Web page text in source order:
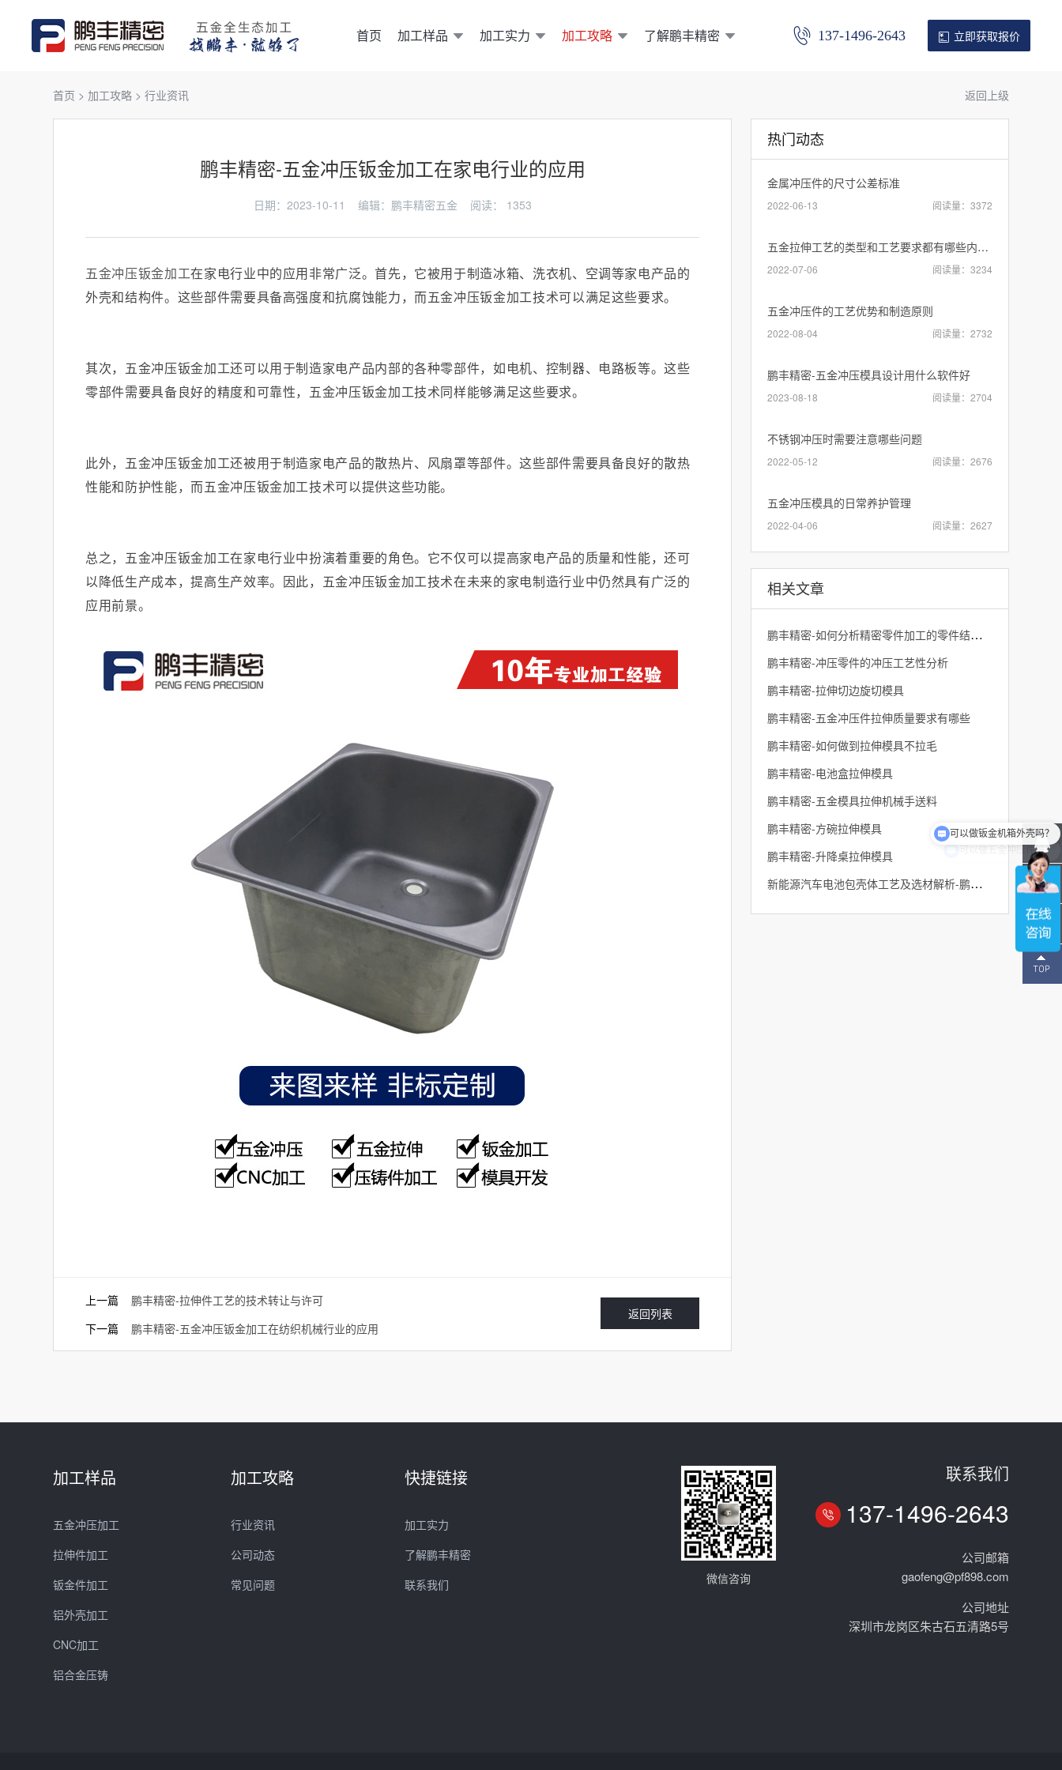
首页 加工样品 加工实力 加工攻略 了解鹏丰精密 137-1496-2643 立即获取报价
首页 >加工攻略 >行业资讯 返回上级
鹏丰精密-五金冲压钣金加工在家电行业的应用
日期：2023-10-11 编辑：鹏丰精密五金 阅读： 1353
五金冲压钣金加工在家电行业中的应用非常广泛。首先，它被用于制造冰箱、洗衣机、空调等家电产品的
外壳和结构件。这些部件需要具备高强度和抗腐蚀能力，而五金冲压钣金加工技术可以满足这些要求。
其次，五金冲压钣金加工还可以用于制造家电产品内部的各种零部件，如电机、控制器、电路板等。这些
零部件需要具备良好的精度和可靠性，五金冲压钣金加工技术同样能够满足这些要求。
此外，五金冲压钣金加工还被用于制造家电产品的散热片、风扇罩等部件。这些部件需要具备良好的散热
性能和防护性能，而五金冲压钣金加工技术可以提供这些功能。
总之，五金冲压钣金加工在家电行业中扮演着重要的角色。它不仅可以提高家电产品的质量和性能，还可
以降低生产成本，提高生产效率。因此，五金冲压钣金加工技术在未来的家电制造行业中仍然具有广泛的
应用前景。
返回列表
上一篇鹏丰精密-拉伸件工艺的技术转让与许可
下一篇鹏丰精密-五金冲压钣金加工在纺织机械行业的应用
热门动态
金属冲压件的尺寸公差标准
2022-06-13 阅读量：3372
五金拉伸工艺的类型和工艺要求都有哪些内容？
2022-07-06 阅读量：3234
五金冲压件的工艺优势和制造原则
2022-08-04 阅读量：2732
鹏丰精密-五金冲压模具设计用什么软件好
2023-08-18 阅读量：2704
不锈钢冲压时需要注意哪些问题
2022-05-12 阅读量：2676
五金冲压模具的日常养护管理
2022-04-06 阅读量：2627
相关文章
鹏丰精密-如何分析精密零件加工的零件结构工艺性
鹏丰精密-冲压零件的冲压工艺性分析
鹏丰精密-拉伸切边旋切模具
鹏丰精密-五金冲压件拉伸质量要求有哪些
鹏丰精密-如何做到拉伸模具不拉毛
鹏丰精密-电池盒拉伸模具
鹏丰精密-五金模具拉伸机械手送料
鹏丰精密-方碗拉伸模具
鹏丰精密-升降桌拉伸模具
新能源汽车电池包壳体工艺及选材解析-鹏丰精密
加工样品
五金冲压加工
拉伸件加工
钣金件加工
铝外壳加工
CNC加工
铝合金压铸
加工攻略
行业资讯
公司动态
常见问题
快捷链接
加工实力
了解鹏丰精密
联系我们
微信咨询
联系我们
137-1496-2643
公司邮箱
gaofeng@pf898.com
公司地址
深圳市龙岗区朱古石五清路5号
137-
可以做五金冲压件吗？